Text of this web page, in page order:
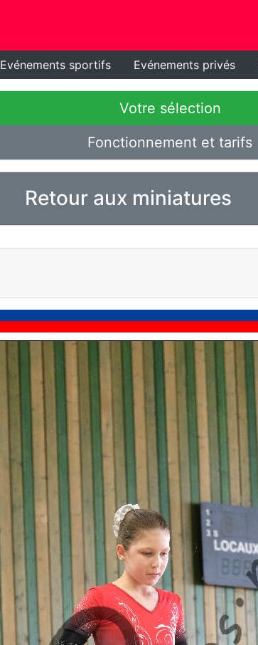
Evénements sportifs Evénements privés
Votre sélection
Fonctionnement et tarifs
Retour aux miniatures